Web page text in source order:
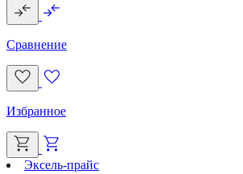
Сравнение
Избранное
Эксель-прайс